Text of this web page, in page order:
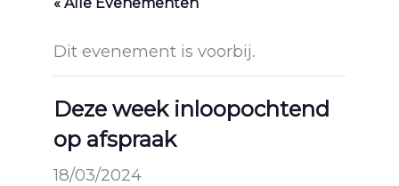
Dit evenement is voorbij.
Deze week inloopochtend
op afspraak
18/03/2024